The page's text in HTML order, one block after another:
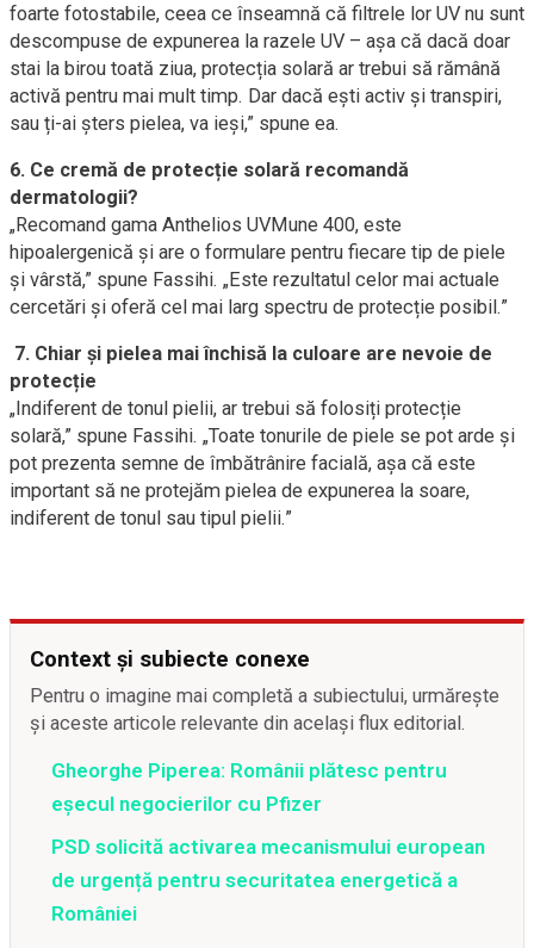
foarte fotostabile, ceea ce înseamnă că filtrele lor UV nu sunt
descompuse de expunerea la razele UV – așa că dacă doar
stai la birou toată ziua, protecția solară ar trebui să rămână
activă pentru mai mult timp. Dar dacă ești activ și transpiri,
sau ți-ai șters pielea, va ieși,” spune ea.
6. Ce cremă de protecție solară recomandă
dermatologii?
„Recomand gama Anthelios UVMune 400, este
hipoalergenică și are o formulare pentru fiecare tip de piele
și vârstă,” spune Fassihi. „Este rezultatul celor mai actuale
cercetări și oferă cel mai larg spectru de protecție posibil.”
7. Chiar și pielea mai închisă la culoare are nevoie de
protecție
„Indiferent de tonul pielii, ar trebui să folosiți protecție
solară,” spune Fassihi. „Toate tonurile de piele se pot arde și
pot prezenta semne de îmbătrânire facială, așa că este
important să ne protejăm pielea de expunerea la soare,
indiferent de tonul sau tipul pielii.”
Context și subiecte conexe
Pentru o imagine mai completă a subiectului, urmărește
și aceste articole relevante din același flux editorial.
Gheorghe Piperea: Românii plătesc pentru
eșecul negocierilor cu Pfizer
PSD solicită activarea mecanismului european
de urgență pentru securitatea energetică a
României